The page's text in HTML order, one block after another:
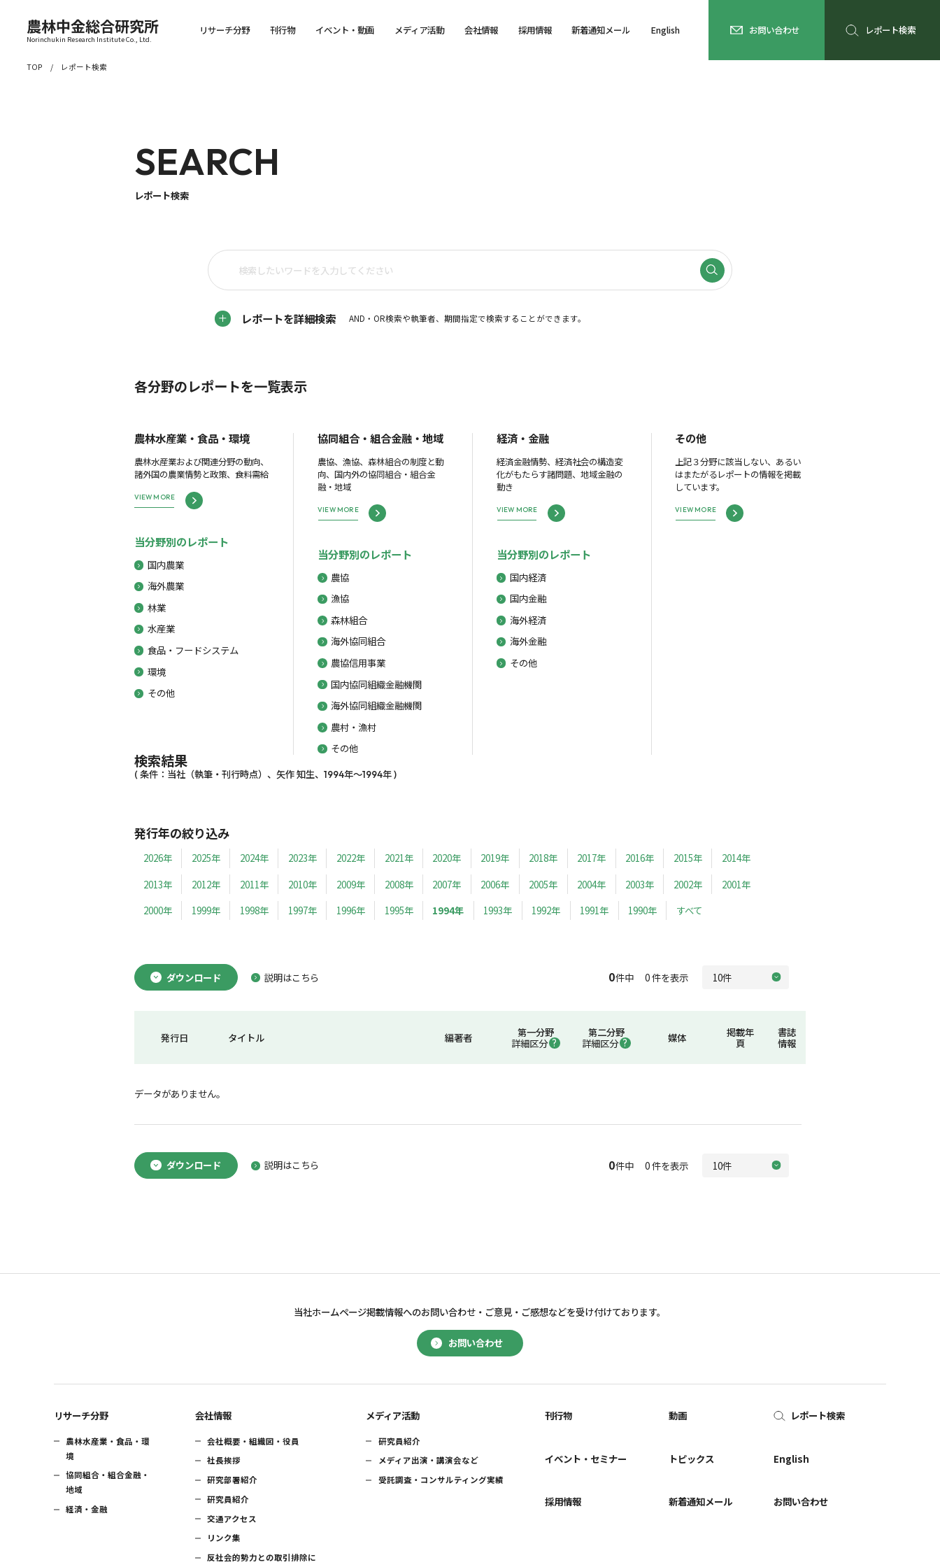
農林中金総合研究所
Norinchukin Research Institute Co., Ltd.
リサーチ分野 刊行物 イベント・動画 メディア活動 会社情報 採用情報 新着通知メール English お問い合わせ レポート検索
TOP レポート検索
SEARCH
レポート検索
レポートを詳細検索 AND・OR検索や執筆者、期間指定で検索することができます。
各分野のレポートを一覧表示
農林水産業・食品・環境
農林水産業および関連分野の動向、
諸外国の農業情勢と政策、食料需給
VIEW MORE
当分野別のレポート
国内農業
海外農業
林業
水産業
食品・フードシステム
環境
その他
協同組合・組合金融・地域
農協、漁協、森林組合の制度と動
向、国内外の協同組合・組合金
融・地域
VIEW MORE
当分野別のレポート
農協
漁協
森林組合
海外協同組合
農協信用事業
国内協同組織金融機関
海外協同組織金融機関
農村・漁村
その他
経済・金融
経済金融情勢、経済社会の構造変
化がもたらす諸問題、地域金融の
動き
VIEW MORE
当分野別のレポート
国内経済
国内金融
海外経済
海外金融
その他
その他
上記３分野に該当しない、あるい
はまたがるレポートの情報を掲載
しています。
VIEW MORE
検索結果
( 条件：当社（執筆・刊行時点）、矢作 知生、1994年～1994年 )
発行年の絞り込み
2026年 2025年 2024年 2023年 2022年 2021年 2020年 2019年 2018年 2017年 2016年 2015年
2014年
2013年
2012年 2011年 2010年 2009年 2008年 2007年 2006年 2005年 2004年 2003年 2002年
2001年
2000年
1999年 1998年 1997年 1996年 1995年 1994年 1993年 1992年 1991年 1990年 すべて
ダウンロード 説明はこちら 0件中 0 件を表示
発行日 タイトル 編著者
第一分野
詳細区分
第二分野
詳細区分
媒体
掲載年
頁
書誌
情報
データがありません。
ダウンロード 説明はこちら 0件中 0 件を表示
お問い合わせ
当社ホームページ掲載情報へのお問い合わせ・ ご意見・ご感想などを受け付けております。
リサーチ分野
農林水産業・食品・環
境
協同組合・組合金融・
地域
経済・金融
会社情報
会社概要・組織図・役員
社長挨拶
研究部署紹介
研究員紹介
交通アクセス
リンク集
反社会的勢力との取引排除に
メディア活動
研究員紹介
メディア出演・講演会など
受託調査・コンサルティング実績
刊行物
イベント・セミナー
採用情報
動画
トピックス
新着通知メール
レポート検索
English
お問い合わせ